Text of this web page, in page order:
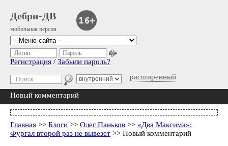
Дебри-ДВ
мобильная версия
расширенный
Логин Пароль
Регистрация / Забыли пароль?
Новый комментарий
Главная >> Блоги >> Олег Паньков >> «Два Максима»:
Фургал второй раз не вывезет >> Новый комментарий